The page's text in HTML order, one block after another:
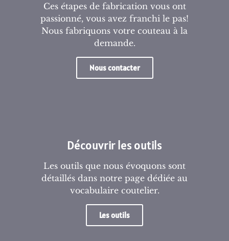
Ces étapes de fabrication vous ont
passionné, vous avez franchi le pas!
Nous fabriquons votre couteau à la
demande.
Nous contacter
Découvrir les outils
Les outils que nous évoquons sont
détaillés dans notre page dédiée au
vocabulaire coutelier.
Les outils